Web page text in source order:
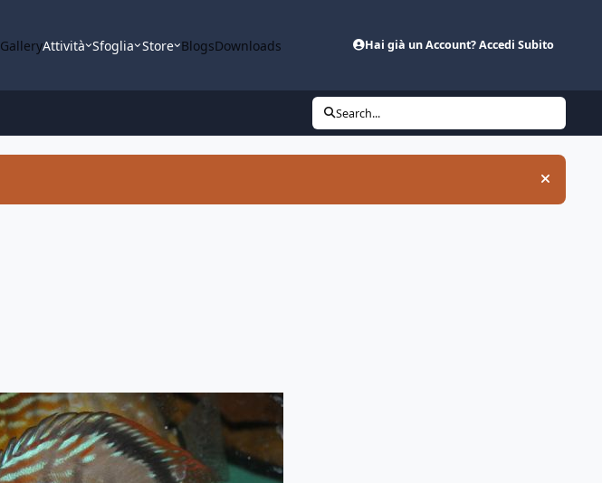
GalleryAttività Sfoglia Store BlogsDownloads Hai già un Account? Accedi Subito
Search...
Hide